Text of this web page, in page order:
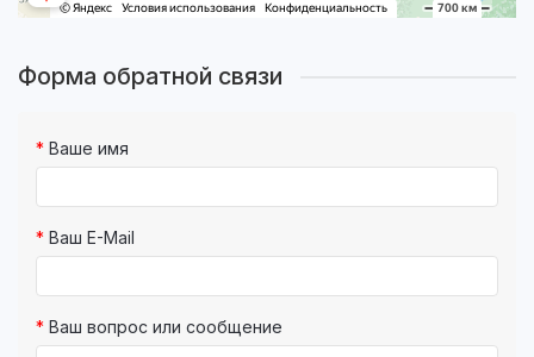
Форма обратной связи
Ваше имя
Ваш E-Mail
Ваш вопрос или сообщение